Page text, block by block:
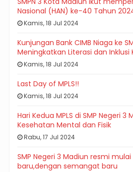
Nasional (HAN) ke-40 Tahun
Kamis, 18 Jul 2024
Kunjungan Bank CIMB Niaga ke
Meningkatkan Literasi dan Inklusi
Kamis, 18 Jul 2024
Last Day of MPLS!!
Kamis, 18 Jul 2024
Hari Kedua MPLS di SMP Negeri
Kesehatan Mental dan Fisik
Rabu, 17 Jul 2024
SMP Negeri 3 Madiun resmi
baru,dengan semangat baru